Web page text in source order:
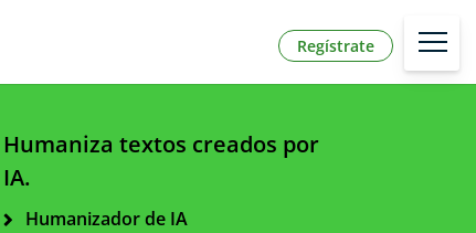
Regístrate
Humaniza textos creados por
IA.
Humanizador de IA